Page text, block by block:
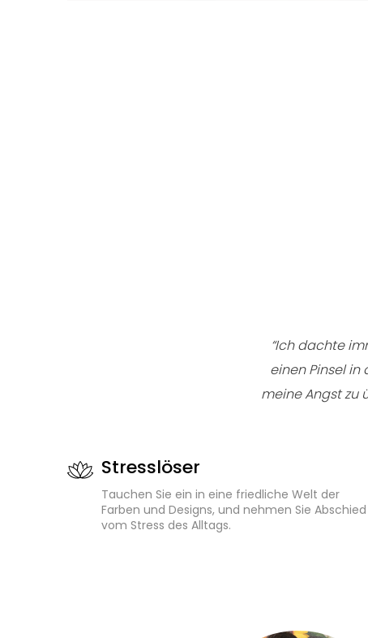
“Ich dachte
einen Pinsel in
meine Angst zu
Stresslöser
Tauchen Sie ein in eine friedliche Welt der
Farben und Designs, und nehmen Sie Abschied
vom Stress des Alltags.